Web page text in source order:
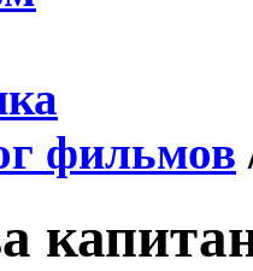
фильмов